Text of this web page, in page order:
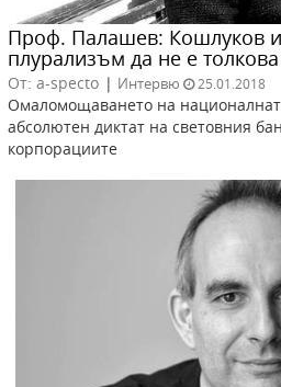
Проф. Палашев: Кошлуков
плурализъм да не е
От: a-specto | Интервю 25.01.2018
Омаломощаването на
абсолютен диктат на световния
корпорациите